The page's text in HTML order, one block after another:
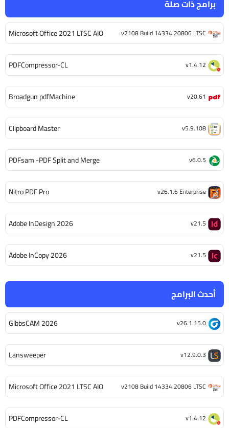
أحدث البرامج
GibbsCAM 2026 v26.1.15.0
Lansweeper v12.9.0.3
Microsoft Office 2021 LTSC AIO v2108 Build 14334.20806 LTSC
PDFCompressor-CL v1.4.12
برامج ذات صلة
Microsoft Office 2021 LTSC AIO v2108 Build 14334.20806 LTSC
PDFCompressor-CL v1.4.12
Broadgun pdfMachine v20.61
Clipboard Master v5.9.108
PDFsam -PDF Split and Merge v6.0.5
Nitro PDF Pro v26.1.6 Enterprise
Adobe InDesign 2026 v21.5
Adobe InCopy 2026 v21.5